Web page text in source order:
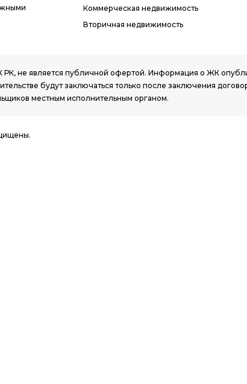
Коммерческая недвижимость
Вторичная недвижимость
РК, не является публичной офертой. Информация о ЖК
будут заключаться только после заключения
местным исполнительным органом.